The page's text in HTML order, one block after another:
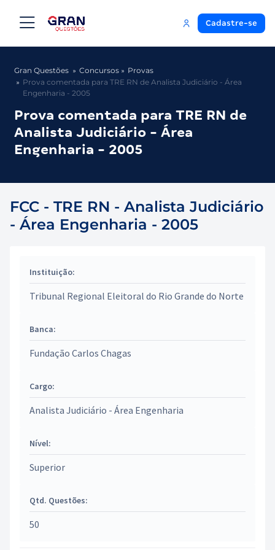
Cadastre-se
Gran Questões Concursos
Provas
Prova comentada para TRE RN de Analista Judiciário - Área
Engenharia - 2005
Prova comentada para TRE RN de
Analista Judiciário - Área
Engenharia - 2005
FCC - TRE RN - Analista Judiciário
- Área Engenharia - 2005
Instituição:
Tribunal Regional Eleitoral do Rio Grande do Norte
Banca:
Fundação Carlos Chagas
Cargo:
Analista Judiciário - Área Engenharia
Nível:
Superior
Qtd. Questões:
50